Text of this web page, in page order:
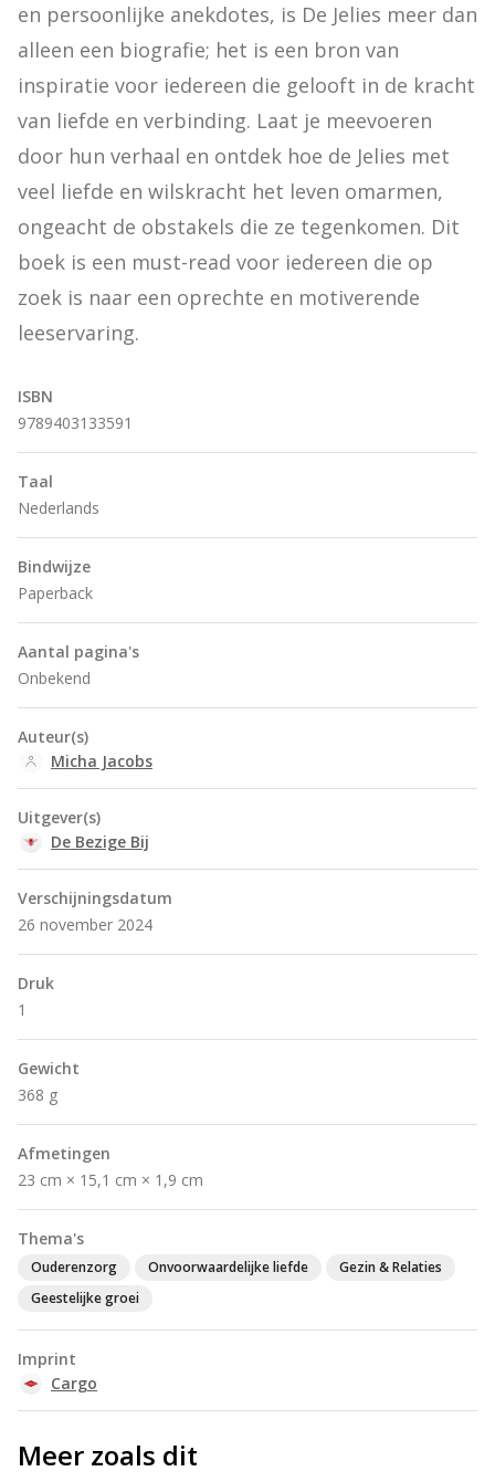
en persoonlijke anekdotes, is De Jelies meer dan
alleen een biografie; het is een bron van
inspiratie voor iedereen die gelooft in de kracht
van liefde en verbinding. Laat je meevoeren
door hun verhaal en ontdek hoe de Jelies met
veel liefde en wilskracht het leven omarmen,
ongeacht de obstakels die ze tegenkomen. Dit
boek is een must-read voor iedereen die op
zoek is naar een oprechte en motiverende
leeservaring.
ISBN
9789403133591
Taal
Nederlands
Bindwijze
Paperback
Aantal pagina's
Onbekend
Auteur(s)
Micha Jacobs
Uitgever(s)
De Bezige Bij
Verschijningsdatum
26 november 2024
Druk
1
Gewicht
368 g
Afmetingen
23 cm × 15,1 cm × 1,9 cm
Thema's
Ouderenzorg Onvoorwaardelijke liefde
Gezin & Relaties
Geestelijke groei
Imprint
Cargo
Meer zoals dit